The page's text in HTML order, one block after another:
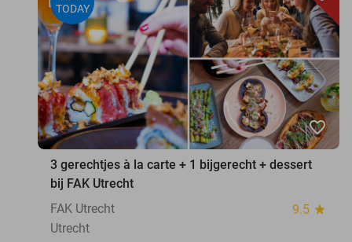
TODAY
favorite_border
3 gerechtjes à la carte + 1 bijgerecht + dessert
bij FAK Utrecht
FAK Utrecht
9.5 star
Utrecht